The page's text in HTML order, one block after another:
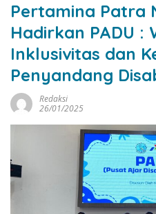
Pertamina Patra
Hadirkan PADU :
Inklusivitas dan
Penyandang
Redaksi
26/01/2025